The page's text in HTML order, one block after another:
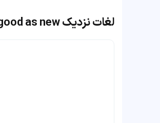
لغات نزدیک as good as new